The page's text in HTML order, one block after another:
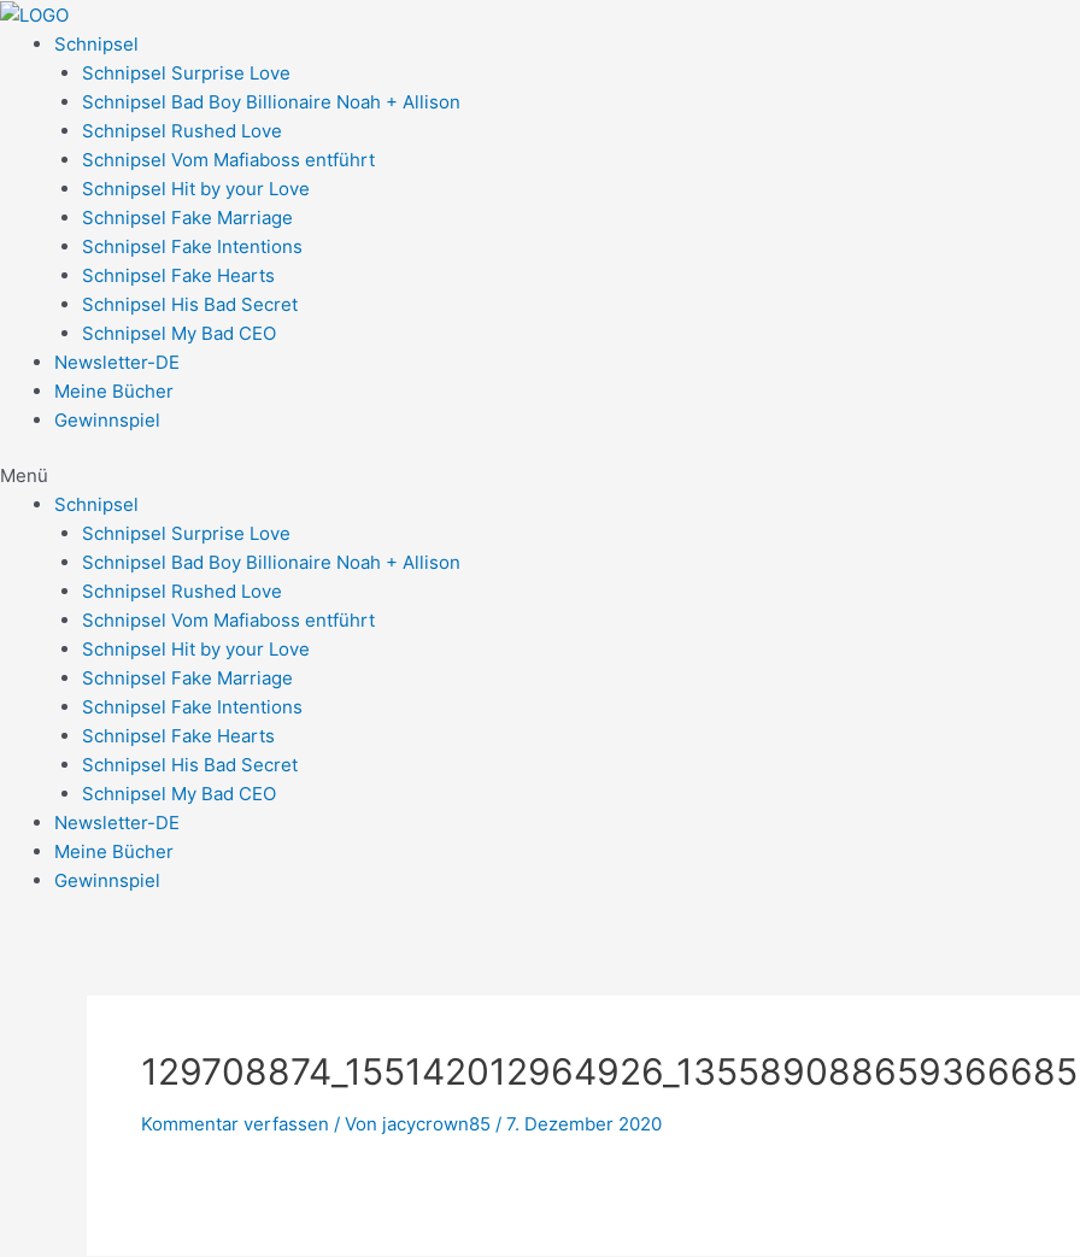
Zum
Inhalt
springen
Schnipsel
Schnipsel Surprise Love
Schnipsel Bad Boy Billionaire Noah + Allison
Schnipsel Rushed Love
Schnipsel Vom Mafiaboss entführt
Schnipsel Hit by your Love
Schnipsel Fake Marriage
Schnipsel Fake Intentions
Schnipsel Fake Hearts
Schnipsel His Bad Secret
Schnipsel My Bad CEO
Newsletter-DE
Meine Bücher
Gewinnspiel
Menü
Schnipsel
Schnipsel Surprise Love
Schnipsel Bad Boy Billionaire Noah + Allison
Schnipsel Rushed Love
Schnipsel Vom Mafiaboss entführt
Schnipsel Hit by your Love
Schnipsel Fake Marriage
Schnipsel Fake Intentions
Schnipsel Fake Hearts
Schnipsel His Bad Secret
Schnipsel My Bad CEO
Newsletter-DE
Meine Bücher
Gewinnspiel
Kommentar verfassen / Von jacycrown85 / 7. Dezember 2020